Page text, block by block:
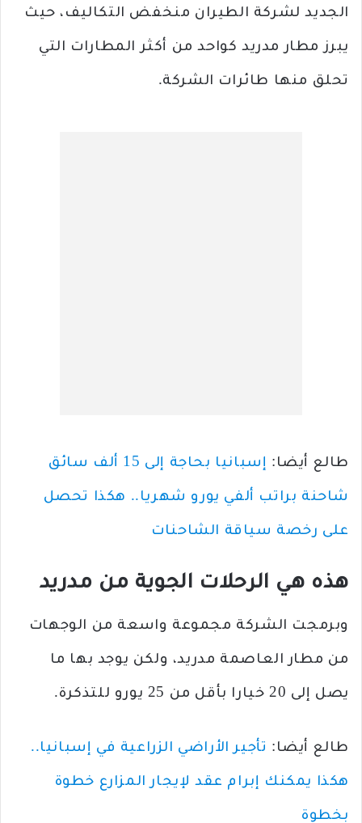
الجديد لشركة الطيران منخفض التكاليف، حيث
يبرز مطار مدريد كواحد من أكثر المطارات التي
تحلق منها طائرات الشركة.
طالع أيضا: إسبانيا بحاجة إلى 15 ألف سائق
شاحنة براتب ألفي يورو شهريا.. هكذا تحصل
على رخصة سياقة الشاحنات
هذه هي الرحلات الجوية من مدريد
وبرمجت الشركة مجموعة واسعة من الوجهات
من مطار العاصمة مدريد، ولكن يوجد بها ما
يصل إلى 20 خيارا بأقل من 25 يورو للتذكرة.
طالع أيضا: تأجير الأراضي الزراعية في إسبانيا..
هكذا يمكنك إبرام عقد لإيجار المزارع خطوة
بخطوة